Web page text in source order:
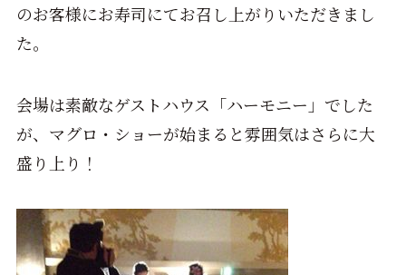
のお客様にお寿司にてお召し上がりいただきまし
た。
会場は素敵なゲストハウス「ハーモニー」でした
が、マグロ・ショーが始まると雰囲気はさらに大
盛り上り！